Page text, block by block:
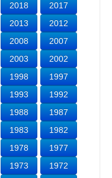
2018
2017
2013
2012
2008
2007
2003
2002
1998
1997
1993
1992
1988
1987
1983
1982
1978
1977
1973
1972